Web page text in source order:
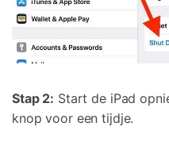
Stap 2: Start de iPad
knop voor een tijdje.